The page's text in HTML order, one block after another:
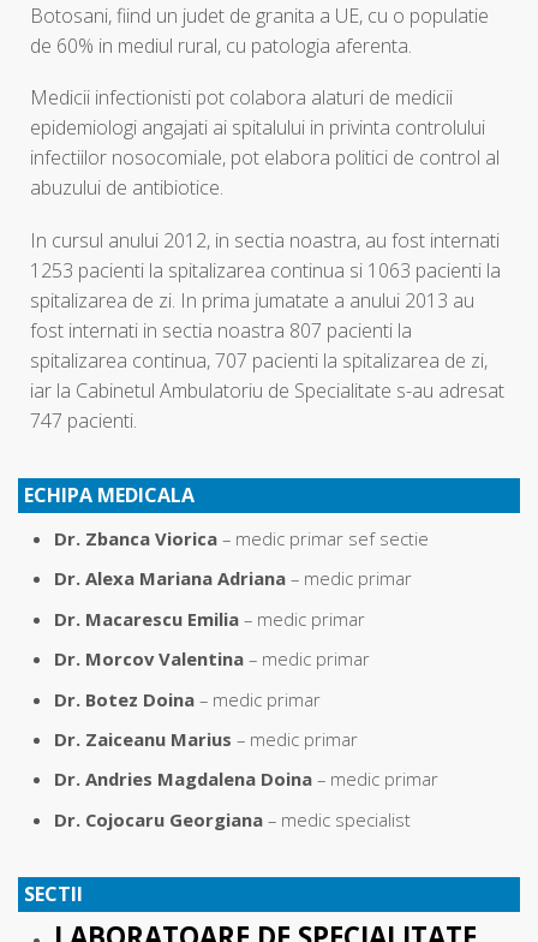
Botosani, fiind un judet de granita a UE, cu o populatie
de 60% in mediul rural, cu patologia aferenta.
Medicii infectionisti pot colabora alaturi de medicii
epidemiologi angajati ai spitalului in privinta controlului
infectiilor nosocomiale, pot elabora politici de control al
abuzului de antibiotice.
In cursul anului 2012, in sectia noastra, au fost internati
1253 pacienti la spitalizarea continua si 1063 pacienti la
spitalizarea de zi. In prima jumatate a anului 2013 au
fost internati in sectia noastra 807 pacienti la
spitalizarea continua, 707 pacienti la spitalizarea de zi,
iar la Cabinetul Ambulatoriu de Specialitate s-au adresat
747 pacienti.
ECHIPA MEDICALA
Dr. Zbanca Viorica – medic primar sef sectie
Dr. Alexa Mariana Adriana – medic primar
Dr. Macarescu Emilia – medic primar
Dr. Morcov Valentina – medic primar
Dr. Botez Doina – medic primar
Dr. Zaiceanu Marius – medic primar
Dr. Andries Magdalena Doina – medic primar
Dr. Cojocaru Georgiana – medic specialist
SECTII